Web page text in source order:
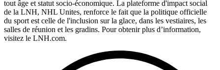
tout âge et statut socio-économique. La plateforme d'impact social
de la LNH, NHL Unites, renforce le fait que la politique officielle
du sport est celle de l'inclusion sur la glace, dans les vestiaires, les
salles de réunion et les gradins. Pour obtenir plus d’information,
visitez le LNH.com.